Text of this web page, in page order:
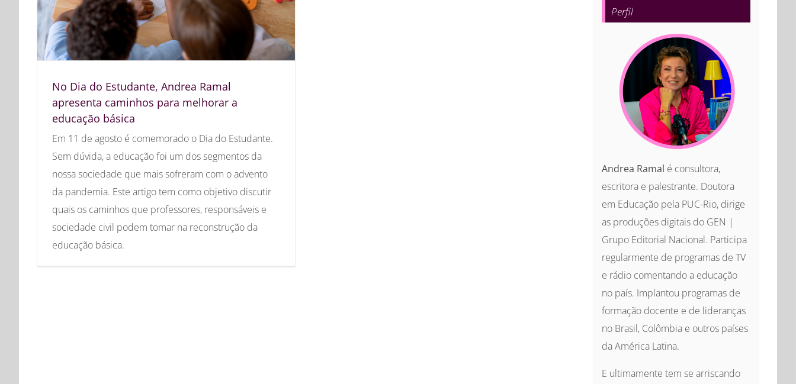
No Dia do Estudante, Andrea Ramal
apresenta caminhos para melhorar a
educação básica
Em 11 de agosto é comemorado o Dia do Estudante.
Sem dúvida, a educação foi um dos segmentos da
nossa sociedade que mais sofreram com o advento
da pandemia. Este artigo tem como objetivo discutir
quais os caminhos que professores, responsáveis e
sociedade civil podem tomar na reconstrução da
educação básica.
Perfil
Andrea Ramal é consultora,
escritora e palestrante. Doutora
em Educação pela PUC-Rio, dirige
as produções digitais do GEN |
Grupo Editorial Nacional. Participa
regularmente de programas de TV
e rádio comentando a educação
no país. Implantou programas de
formação docente e de lideranças
no Brasil, Colômbia e outros países
da América Latina.
E ultimamente tem se arriscando